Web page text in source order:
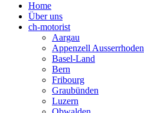
Home
Über uns
ch-motorist
Aargau
Appenzell Ausserrhoden
Basel-Land
Bern
Fribourg
Graubünden
Luzern